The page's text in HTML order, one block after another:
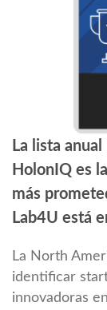
La lista
HolonIQ es
más
Lab4U está
La North
identificar
innovadoras